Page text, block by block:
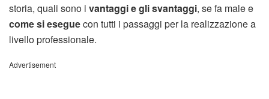
storia, quali sono i vantaggi e gli svantaggi, se fa male e
come si eseguecon tutti i passaggi per la realizzazione a
livello professionale.
Advertisement